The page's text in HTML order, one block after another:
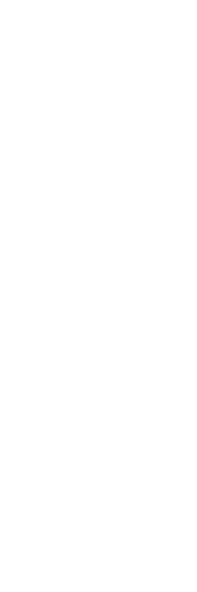
El Unicaja
busca de